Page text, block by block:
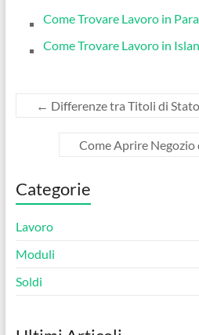
Come Trovare Lavoro in
Come Trovare Lavoro in
← Differenze tra Titoli di
Come Aprire
Categorie
Lavoro
Moduli
Soldi